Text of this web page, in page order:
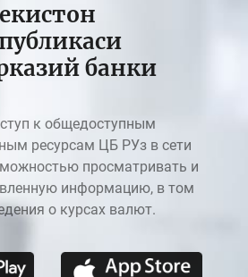
банки
к общедоступным
ресурсам ЦБ РУз в сети
просматривать и
информацию, в том
о курсах валют.